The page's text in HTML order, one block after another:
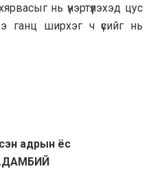
нь үнэртүүлэхэд цус
ганц ширхэг ч үсийг нь
адрын ёс